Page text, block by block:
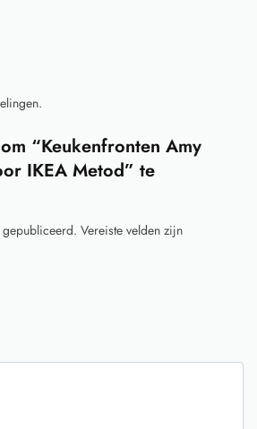
“Keukenfronten Amy
IKEA Metod” te
gepubliceerd. Vereiste velden zijn